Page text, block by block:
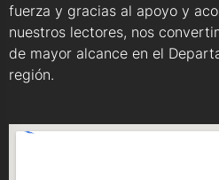
fuerza y gracias al apoyo y
nuestros lectores, nos
de mayor alcance en el
región.